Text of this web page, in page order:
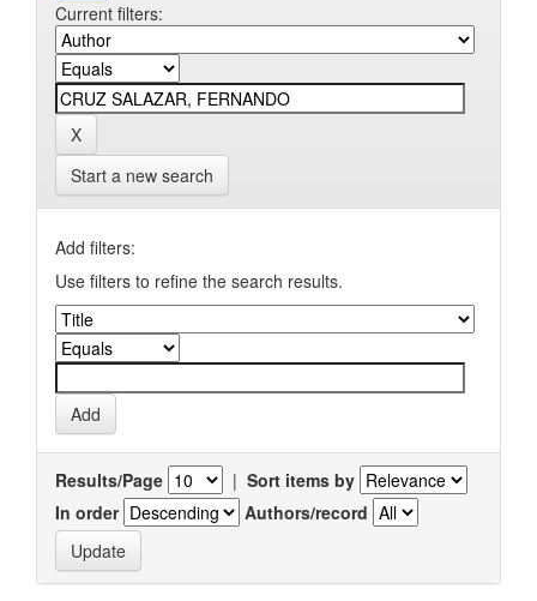
Current filters:
Start a new search
Add filters:
Use filters to refine the search results.
Results/Page | Sort items by
In order
Authors/record